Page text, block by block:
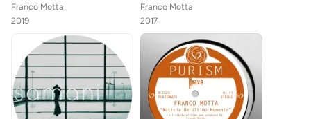
Franco Motta
2019
Franco Motta
2017